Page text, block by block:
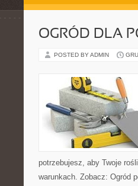
OGRÓD DLA
POSTED BY ADMIN
potrzebujesz, aby Twoje
warunkach. Zobacz: Ogród